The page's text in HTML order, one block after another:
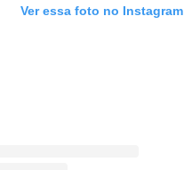
Ver essa foto no Instagram